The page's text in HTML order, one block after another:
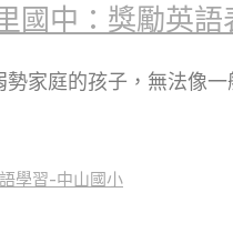
國中：獎勵英
家庭的孩子，無法像